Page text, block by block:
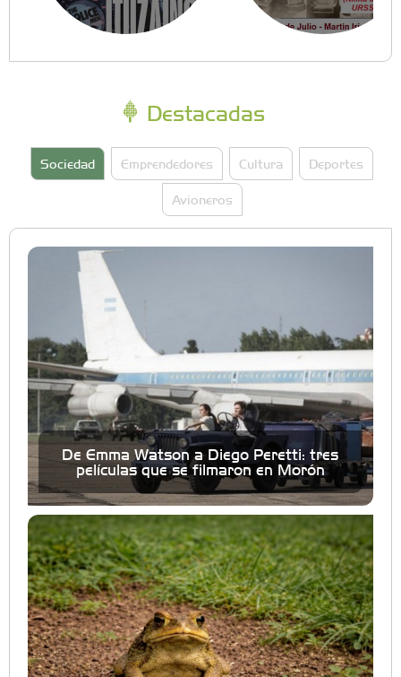
Destacadas
Sociedad Emprendedores Cultura Deportes
Avioneros
De Emma Watson a Diego Peretti: tres
películas que se filmaron en Morón